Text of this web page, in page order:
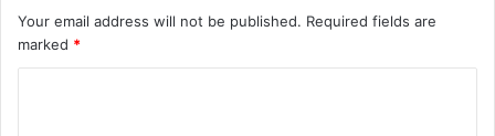
Your email address will not be published. Required fields are
marked *